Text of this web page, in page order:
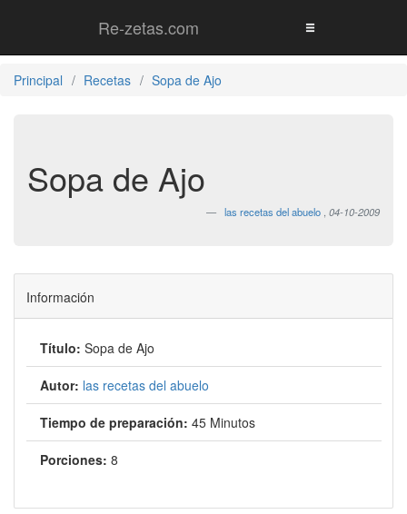
Re-zetas.com
Principal Recetas Sopa de Ajo
Sopa de Ajo
las recetas del abuelo 04-10-2009
Información
Título: Sopa de Ajo
Autor: las recetas del abuelo
Tiempo de preparación: 45 Minutos
Porciones: 8